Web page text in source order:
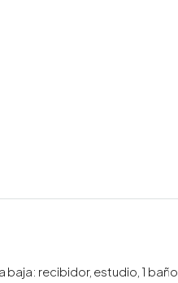
baja: recibidor, estudio, 1 baño